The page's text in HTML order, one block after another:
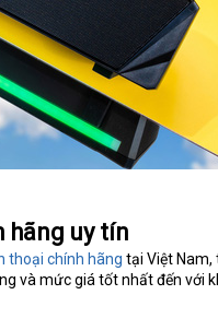
hãng uy tín
thoại chính hãng tại Việt Nam,
và mức giá tốt nhất đến với